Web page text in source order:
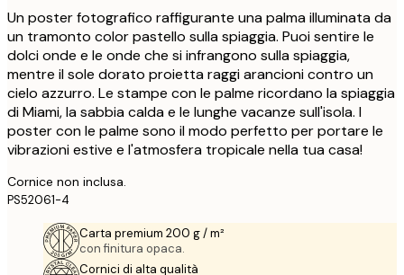
Un poster fotografico raffigurante una palma illuminata da
un tramonto color pastello sulla spiaggia. Puoi sentire le
dolci onde e le onde che si infrangono sulla spiaggia,
mentre il sole dorato proietta raggi arancioni contro un
cielo azzurro. Le stampe con le palme ricordano la spiaggia
di Miami, la sabbia calda e le lunghe vacanze sull'isola. I
poster con le palme sono il modo perfetto per portare le
vibrazioni estive e l'atmosfera tropicale nella tua casa!
Cornice non inclusa.
PS52061-4
Carta premium 200 g / m²
con finitura opaca.
Cornici di alta qualità